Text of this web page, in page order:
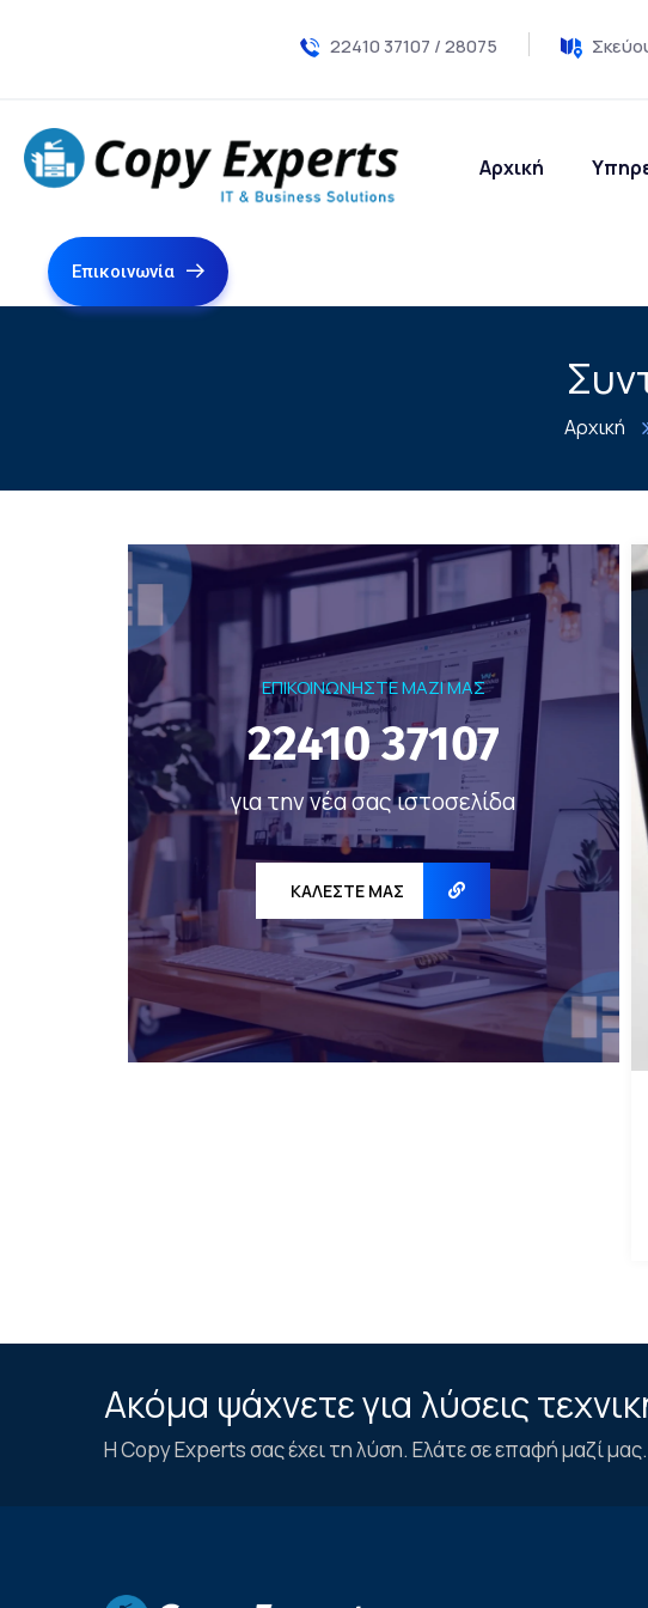
22410 37107 / 28075
Αρχική
Eπικοινωνία
Αρχική
ΕΠΙΚΟΙΝΩΝΗΣΤΕ ΜΑΖΙ ΜΑΣ
22410 37107
για την νέα σας ιστοσελίδα
ΚΑΛΕΣΤΕ ΜΑΣ
Ακόμα ψάχνετε για λύσεις
Η Copy Experts σας έχει τη λύση. Ελάτε σε επαφή μαζί μας.